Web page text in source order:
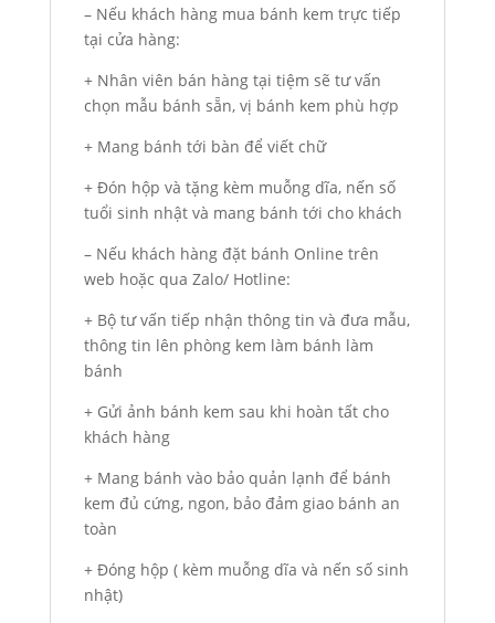
– Nếu khách hàng mua bánh kem trực tiếp
tại cửa hàng:
+ Nhân viên bán hàng tại tiệm sẽ tư vấn
chọn mẫu bánh sẵn, vị bánh kem phù hợp
+ Mang bánh tới bàn để viết chữ
+ Đón hộp và tặng kèm muỗng dĩa, nến số
tuổi sinh nhật và mang bánh tới cho khách
– Nếu khách hàng đặt bánh Online trên
web hoặc qua Zalo/ Hotline:
+ Bộ tư vấn tiếp nhận thông tin và đưa mẫu,
thông tin lên phòng kem làm bánh làm
bánh
+ Gửi ảnh bánh kem sau khi hoàn tất cho
khách hàng
+ Mang bánh vào bảo quản lạnh để bánh
kem đủ cứng, ngon, bảo đảm giao bánh an
toàn
+ Đóng hộp ( kèm muỗng dĩa và nến số sinh
nhật)